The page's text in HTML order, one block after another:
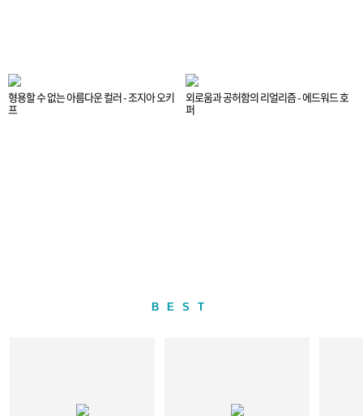
형용할 수 없는 아름다운 컬러 - 조지아 오키
프
외로움과 공허함의 리얼리즘 - 에드워드 호
퍼
BEST